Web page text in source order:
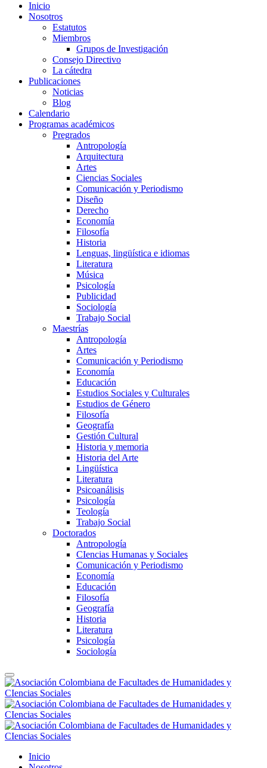
Inicio
Nosotros
Estatutos
Miembros
Grupos de Investigación
Consejo Directivo
La cátedra
Publicaciones
Noticias
Blog
Calendario
Programas académicos
Pregrados
Antropología
Arquitectura
Artes
Ciencias Sociales
Comunicación y Periodismo
Diseño
Derecho
Economía
Filosofía
Historia
Lenguas, lingüística e idiomas
Literatura
Música
Psicología
Publicidad
Sociología
Trabajo Social
Maestrías
Antropología
Artes
Comunicación y Periodismo
Economía
Educación
Estudios Sociales y Culturales
Estudios de Género
Filosofía
Geografía
Gestión Cultural
Historia y memoria
Historia del Arte
Lingüística
Literatura
Psicoanálisis
Psicología
Teología
Trabajo Social
Doctorados
Antropología
CIencias Humanas y Sociales
Comunicación y Periodismo
Economía
Educación
Filosofía
Geografía
Historia
Literatura
Psicología
Sociología
Inicio